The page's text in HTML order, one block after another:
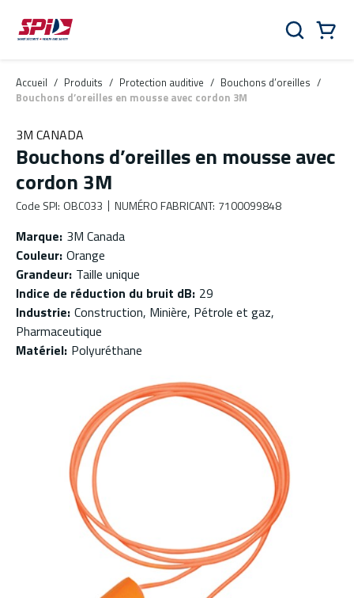
Aller au contenu principal
Skip to menu
Skip to footer
Rechercher
Accueil / Produits / Protection auditive / Bouchons d’oreilles /
Bouchons d’oreilles en mousse avec cordon 3M
3M CANADA
Bouchons d’oreilles en mousse avec
cordon 3M
Code SPI: OBC033 NUMÉRO FABRICANT: 7100099848
Marque: 3M Canada
Couleur: Orange
Grandeur: Taille unique
Indice de réduction du bruit dB: 29
Industrie: Construction, Minière, Pétrole et gaz,
Pharmaceutique
Matériel: Polyuréthane